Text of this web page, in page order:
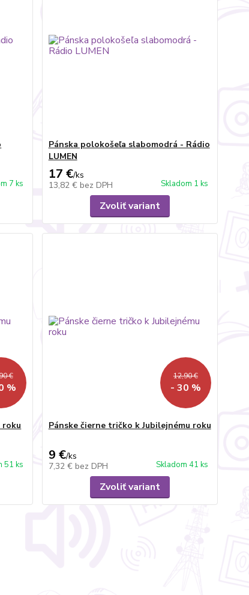
7 ks
Pánska polokošeľa slabomodrá - Rádio
LUMEN
17 €/ks
13,82 € bez DPH Skladom 1 ks
Zvoliť variant
€
%
roku
51 ks
12,90 €
- 30 %
Pánske čierne tričko k Jubilejnému roku
9 €/ks
7,32 € bez DPH Skladom 41 ks
Zvoliť variant